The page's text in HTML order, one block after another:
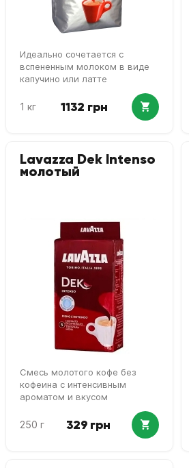
Идеально сочетается с
вспененным молоком в виде
капучино или латте
1 кг 1132 грн
Lavazza Dek Intenso
молотый
Смесь молотого кофе без
кофеина с интенсивным
ароматом и вкусом
250 г 329 грн